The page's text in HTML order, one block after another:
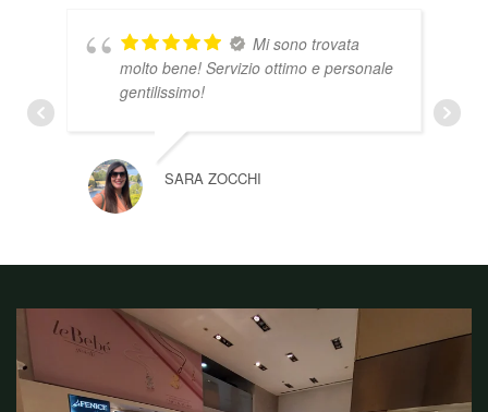
Mi sono trovata
molto bene! Servizio ottimo e personale
gentilissimo!
SARA ZOCCHI